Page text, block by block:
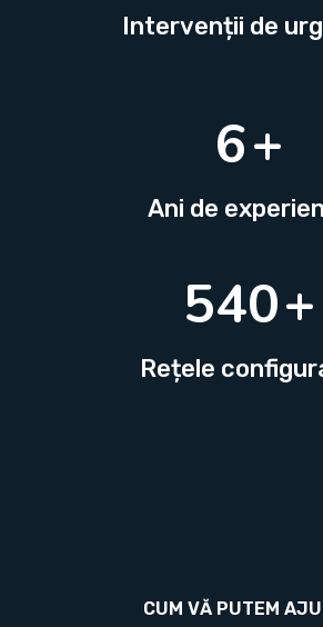
Intervenții de
8+
Ani de
660+
Rețele
CUM VĂ PUTEM